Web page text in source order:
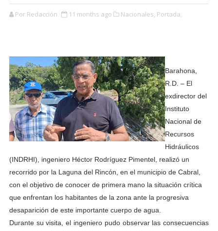
Por Redacción 11 months ago Nacionales, Portada,
Barahona,
R.D. – El
exdirector del
Instituto
Nacional de
Recursos
Hidráulicos
(INDRHI), ingeniero Héctor Rodríguez Pimentel, realizó un
recorrido por la Laguna del Rincón, en el municipio de Cabral,
con el objetivo de conocer de primera mano la situación crítica
que enfrentan los habitantes de la zona ante la progresiva
desaparición de este importante cuerpo de agua.
Durante su visita, el ingeniero pudo observar las consecuencias